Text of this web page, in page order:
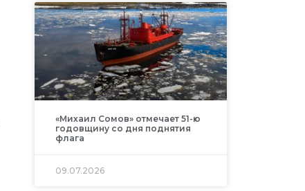
«Михаил Сомов» отмечает 51-ю
годовщину со дня поднятия
флага
09.07.2026